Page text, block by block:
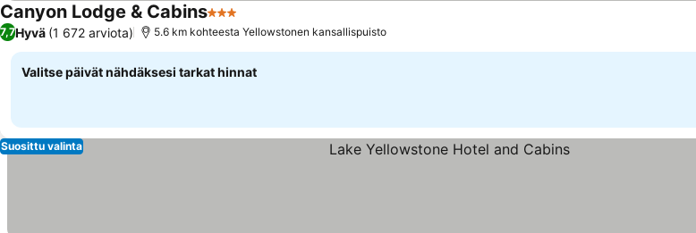
Canyon Lodge & Cabins3 Tähtiluokitus
7,7Hyvä (1 672 arviota) 5.6 km kohteesta Yellowstonen kansallispuisto
Valitse päivät nähdäksesi tarkat hinnat
Suosittu valinta